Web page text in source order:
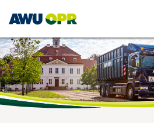
Zum Hauptinhalt springen